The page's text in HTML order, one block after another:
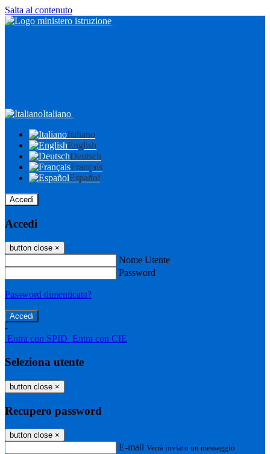
Salta al contenuto
Italiano
Italiano
English
Deutsch
Français
Español
Accedi
Accedi
button close ×
Nome Utente
Password
Password dimenticata?
-
Entra con SPID Entra con CIE
Seleziona utente
button close ×
Recupero password
button close ×
E-mail Verrà inviato un messaggio